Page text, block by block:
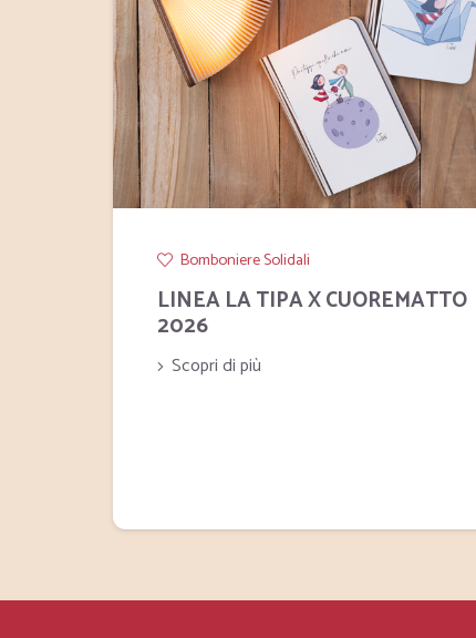
Bomboniere Solidali
LINEA LA TIPA X CUOREMATTO
2026
Scopri di più